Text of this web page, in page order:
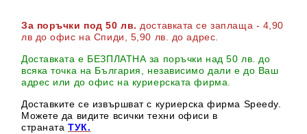
За поръчки под 50 лв. доставката се заплаща - 4,90
лв до офис на Спиди
, 5,90 лв. до адрес
Доставката е БЕЗПЛАТНА за поръчки над 50 лв. до
всяка точка на България, независимо дали е до Ваш
адрес или до офис на куриерската фирма.
Доставките се извършват с куриерска фирма Speedy.
Можете да видите всички техни офиси в
страната ТУК.